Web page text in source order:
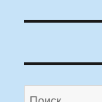
Искать: